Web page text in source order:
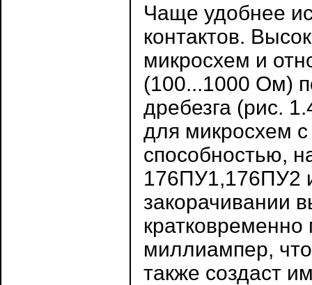
Чаще удобнее
контактов.
микросхем и
(100...1000 Ом)
дребезга (рис.
для микросхем
способностью,
176ПУ1,176ПУ2
закорачивании
кратковременно
миллиампер,
также создаст